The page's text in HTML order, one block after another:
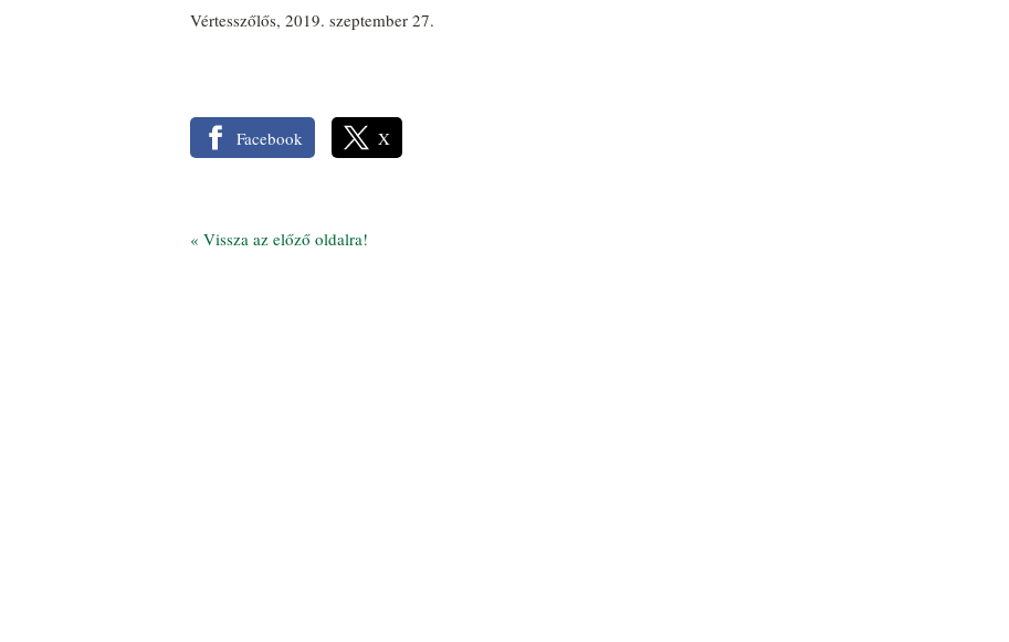
Vértesszőlős, 2019. szeptember 27.
Facebook X
« Vissza az előző oldalra!